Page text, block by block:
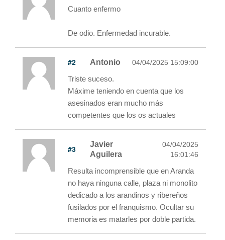
Cuanto enfermo
De odio. Enfermedad incurable.
#2 Antonio 04/04/2025 15:09:00
Triste suceso.
Máxime teniendo en cuenta que los
asesinados eran mucho más
competentes que los os actuales
#3
Javier
Aguilera
04/04/2025
16:01:46
Resulta incomprensible que en Aranda
no haya ninguna calle, plaza ni monolito
dedicado a los arandinos y ribereños
fusilados por el franquismo. Ocultar su
memoria es matarles por doble partida.